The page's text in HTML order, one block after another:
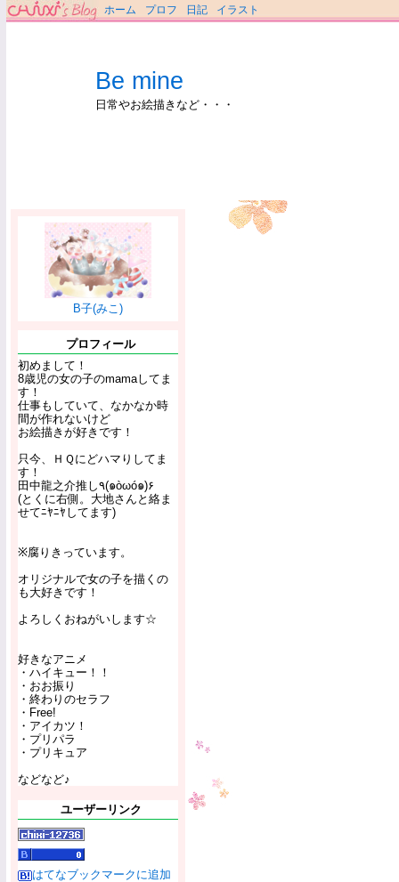
ホーム プロフ 日記 イラスト
Be mine
日常やお絵描きなど・・・
B子(みこ)
プロフィール
初めまして！
8歳児の女の子のmamaしてま
す！
仕事もしていて、なかなか時
間が作れないけど
お絵描きが好きです！
只今、ＨＱにどハマりしてま
す！
田中龍之介推し٩(๑òωó๑)۶
(とくに右側。大地さんと絡ま
せてﾆﾔﾆﾔしてます)
※腐りきっています。
オリジナルで女の子を描くの
も大好きです！
よろしくおねがいします☆
好きなアニメ
・ハイキュー！！
・おお振り
・終わりのセラフ
・Free!
・アイカツ！
・プリパラ
・プリキュア
などなど♪
ユーザーリンク
はてなブックマークに追加